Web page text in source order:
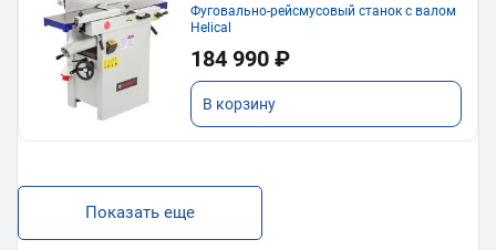
Фуговально-рейсмусовый станок с валом
Helical
184 990 ₽
В корзину
Показать еще